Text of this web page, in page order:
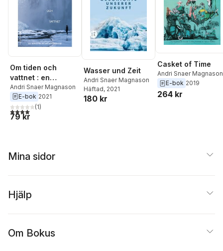
Om tiden och
vattnet : en
berättelse om vår
framtid
Andri Snaer Magnason
E-bok 2021
4,0utav 5 stjärnor. Totalt antal röster:
(1)
79 kr
Wasser und Zeit
Andri Snaer Magnason
Häftad, 2021
180 kr
Casket of Time
Andri Snaer Magnason
E-bok 2019
264 kr
Mina sidor
Hjälp
Om Bokus